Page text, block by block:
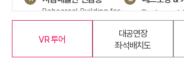
Rehearsal Building for
Municipal Orchestra /
Restaurant
아트클래스
Art Class
14 조각정원
Sculpture
VR 투어
대공연장
좌석배치도